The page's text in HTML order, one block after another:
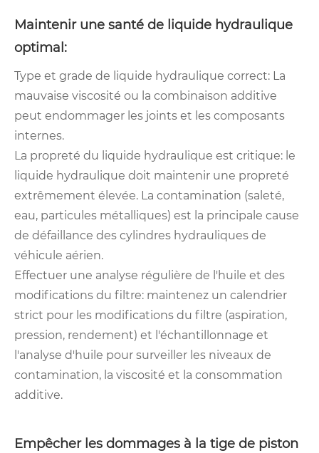
Maintenir une santé de liquide hydraulique
optimal:
Type et grade de liquide hydraulique correct: La
mauvaise viscosité ou la combinaison additive
peut endommager les joints et les composants
internes.
La propreté du liquide hydraulique est critique: le
liquide hydraulique doit maintenir une propreté
extrêmement élevée. La contamination (saleté,
eau, particules métalliques) est la principale cause
de défaillance des cylindres hydrauliques de
véhicule aérien.
Effectuer une analyse régulière de l'huile et des
modifications du filtre: maintenez un calendrier
strict pour les modifications du filtre (aspiration,
pression, rendement) et l'échantillonnage et
l'analyse d'huile pour surveiller les niveaux de
contamination, la viscosité et la consommation
additive.
Empêcher les dommages à la tige de piston